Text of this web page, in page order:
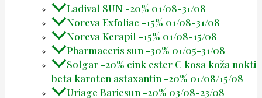
Ladival SUN -20% 01/08-31/08
Noreva Exfoliac -15% 01/08-31/08
Noreva Kerapil -15% 01/08-15/08
Pharmaceris sun -30% 01/05-31/08
Solgar -20% cink ester C kosa koža nokti
beta karoten astaxantin -20% 01/08/15/08
Uriage Bariesun -20% 03/08-23/08